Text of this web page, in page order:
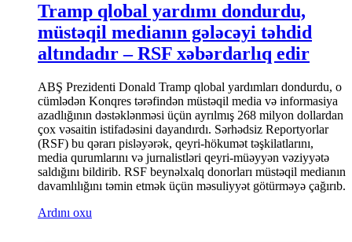
Tramp qlobal yardımı dondurdu,
müstəqil medianın gələcəyi təhdid
altındadır – RSF xəbərdarlıq edir
ABŞ Prezidenti Donald Tramp qlobal yardımları dondurdu, o
cümlədən Konqres tərəfindən müstəqil media və informasiya
azadlığının dəstəklənməsi üçün ayrılmış 268 milyon dollardan
çox vəsaitin istifadəsini dayandırdı. Sərhədsiz Reportyorlar
(RSF) bu qərarı pisləyərək, qeyri-hökumət təşkilatlarını,
media qurumlarını və jurnalistləri qeyri-müəyyən vəziyyətə
saldığını bildirib. RSF beynəlxalq donorları müstəqil medianın
davamlılığını təmin etmək üçün məsuliyyət götürməyə çağırıb.
Ardını oxu